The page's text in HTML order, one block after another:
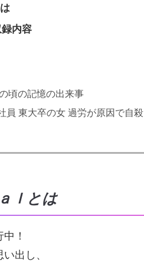
内容
頃の記憶の出来事
員 東大卒の女 過労が原因で自殺
ｌとは
！
出し、